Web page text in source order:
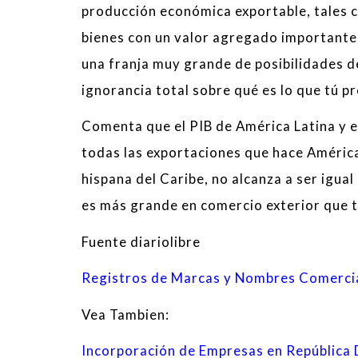
producción económica exportable, tales
bienes con un valor agregado
una franja muy grande de posibilidades
ignorancia total sobre qué es lo que tú
Comenta que el PIB de América Latina y
todas las exportaciones que hace
hispana del Caribe, no alcanza a ser
es más grande en comercio exterior
Fuente diariolibre
Registros de Marcas y Nombres
Vea Tambien:
Incorporación de Empresas en República